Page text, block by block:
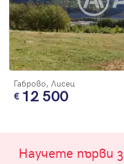
Габрово, Лисец
12 500
Научете първи